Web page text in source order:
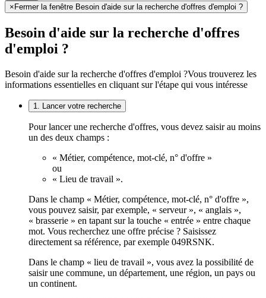
× Fermer la fenêtre Besoin d'aide sur la recherche d'offres d'emploi ?
Besoin d'aide sur la recherche d'offres
d'emploi ?
Besoin d'aide sur la recherche d'offres d'emploi ?Vous trouverez les
informations essentielles en cliquant sur l'étape qui vous intéresse
1. Lancer votre recherche
Pour lancer une recherche d'offres, vous devez saisir au moins
un des deux champs :
« Métier, compétence, mot-clé, n° d'offre »
ou
« Lieu de travail ».
Dans le champ « Métier, compétence, mot-clé, n° d'offre »,
vous pouvez saisir, par exemple, « serveur », « anglais »,
« brasserie » en tapant sur la touche « entrée » entre chaque
mot. Vous recherchez une offre précise ? Saisissez
directement sa référence, par exemple 049RSNK.
Dans le champ « lieu de travail », vous avez la possibilité de
saisir une commune, un département, une région, un pays ou
un continent.